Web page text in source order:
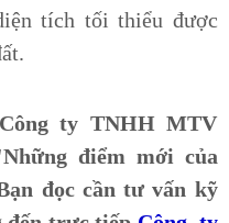
tích tối thiểu được
ty TNHH MTV
điểm mới của
đọc cần tư vấn kỹ